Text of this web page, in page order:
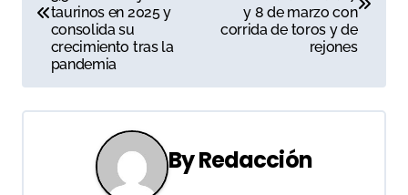
g
taurinos en 2025 y
consolida su
crecimiento tras la
pandemia
y 8 de marzo con
corrida de toros y de
rejones
ByRedacción